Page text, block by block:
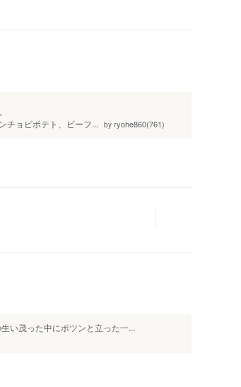
ョビポテト、ビーフ... by ryohe860(761)
い茂った中にポツンと立った一...